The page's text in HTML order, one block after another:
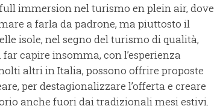
immersion nel turismo en plein air, dove
a farla da padrone, ma piuttosto il
isole, nel segno del turismo di qualità,
capire insomma, con l’esperienza
altri in Italia, possono offrire proposte
per destagionalizzare l’offerta e creare
anche fuori dai tradizionali mesi estivi.